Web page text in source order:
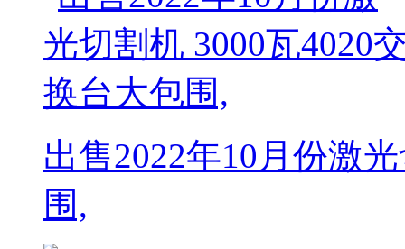
出售2022年10月份激
围,